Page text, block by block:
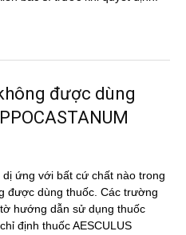
được dùng
ứng với bất cứ chất nào trong
được dùng thuốc. Các trường
hướng dẫn sử dụng thuốc
định thuốc AESCULUS